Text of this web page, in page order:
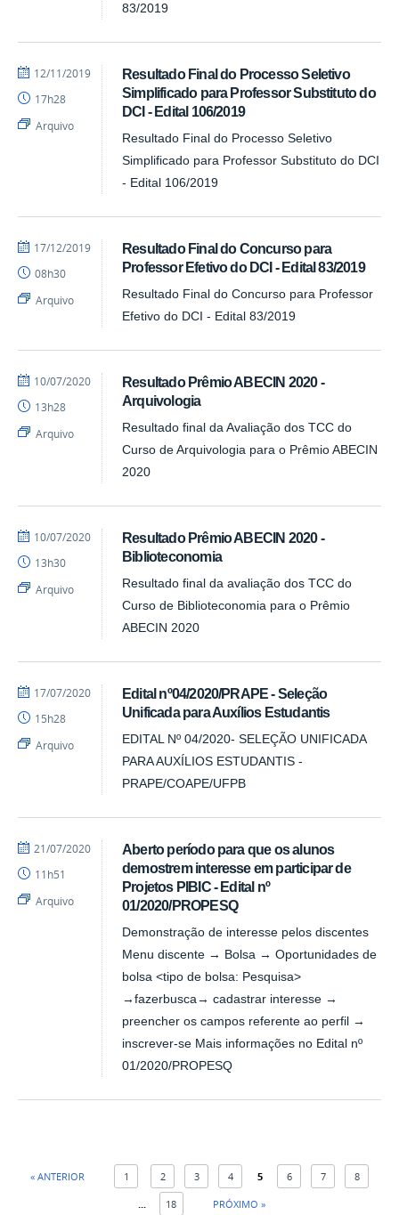
83/2019
Resultado Final do Processo Seletivo
Simplificado para Professor Substituto do
DCI - Edital 106/2019
Resultado Final do Processo Seletivo
Simplificado para Professor Substituto do DCI
- Edital 106/2019
por
publicado
12/11/2019
17h28
Arquivo
Resultado Final do Concurso para
Professor Efetivo do DCI - Edital 83/2019
Resultado Final do Concurso para Professor
Efetivo do DCI - Edital 83/2019
por
publicado
17/12/2019
08h30
Arquivo
Resultado Prêmio ABECIN 2020 -
Arquivologia
Resultado final da Avaliação dos TCC do
Curso de Arquivologia para o Prêmio ABECIN
2020
por
publicado
10/07/2020
13h28
Arquivo
Resultado Prêmio ABECIN 2020 -
Biblioteconomia
Resultado final da avaliação dos TCC do
Curso de Biblioteconomia para o Prêmio
ABECIN 2020
por
publicado
10/07/2020
13h30
Arquivo
Edital nº04/2020/PRAPE - Seleção
Unificada para Auxílios Estudantis
EDITAL Nº 04/2020- SELEÇÃO UNIFICADA
PARA AUXÍLIOS ESTUDANTIS -
PRAPE/COAPE/UFPB
por
publicado
17/07/2020
15h28
Arquivo
Aberto período para que os alunos
demostrem interesse em participar de
Projetos PIBIC - Edital nº
01/2020/PROPESQ
Demonstração de interesse pelos discentes
Menu discente → Bolsa → Oportunidades de
bolsa <tipo de bolsa: Pesquisa>
→fazerbusca→ cadastrar interesse →
preencher os campos referente ao perfil →
inscrever-se Mais informações no Edital nº
01/2020/PROPESQ
por
publicado
21/07/2020
11h51
Arquivo
« ANTERIOR 1 2 3 4 5 6 7 8
18 PRÓXIMO »